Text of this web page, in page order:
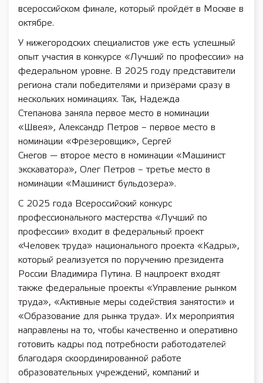
всероссийском финале, который пройдёт в Москве в
октябре.
У нижегородских специалистов уже есть успешный
опыт участия в конкурсе «Лучший по профессии» на
федеральном уровне. В 2025 году представители
региона стали победителями и призёрами сразу в
нескольких номинациях. Так, Надежда
Степанова заняла первое место в номинации
«Швея», Александр Петров – первое место в
номинации «Фрезеровщик», Сергей
Снегов — второе место в номинации «Машинист
экскаватора», Олег Петров – третье место в
номинации «Машинист бульдозера».
С 2025 года Всероссийский конкурс
профессионального мастерства «Лучший по
профессии» входит в федеральный проект
«Человек труда» национального проекта «Кадры»,
который реализуется по поручению президента
России Владимира Путина. В нацпроект входят
также федеральные проекты «Управление рынком
труда», «Активные меры содействия занятости» и
«Образование для рынка труда». Их мероприятия
направлены на то, чтобы качественно и оперативно
готовить кадры под потребности работодателей
благодаря скоординированной работе
образовательных учреждений, компаний и